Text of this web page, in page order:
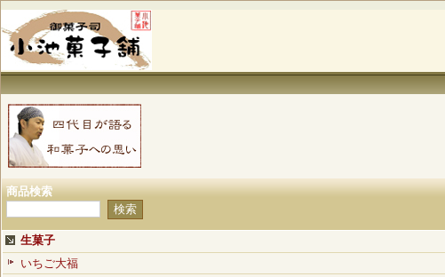
商品検索
生菓子
いちご大福